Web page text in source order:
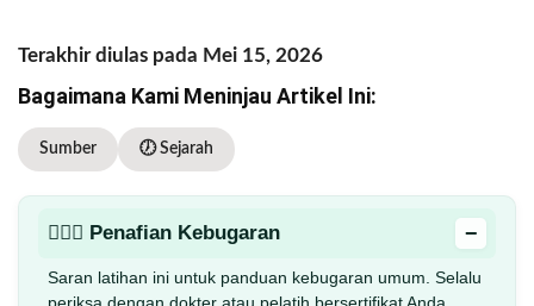
Terakhir diulas pada Mei 15, 2026
Bagaimana Kami Meninjau Artikel Ini:
Sumber 🕖 Sejarah
🏋🏻‍♂️ Penafian Kebugaran −
Saran latihan ini untuk panduan kebugaran umum. Selalu
periksa dengan dokter atau pelatih bersertifikat Anda